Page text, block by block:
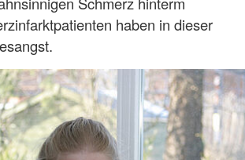
haben in dieser